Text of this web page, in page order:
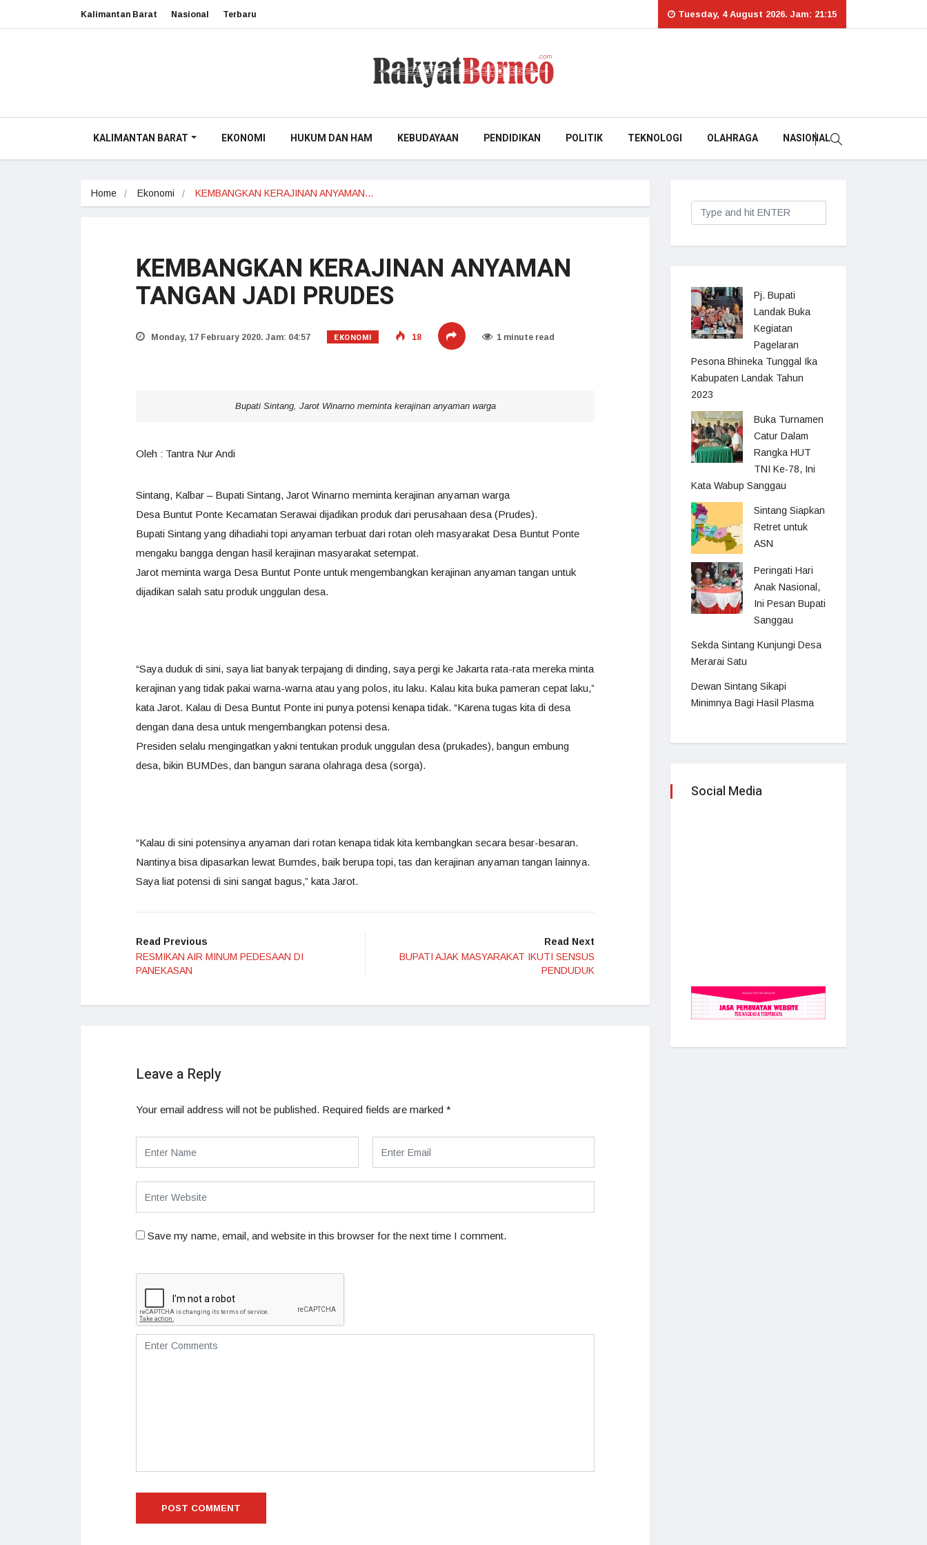
Kalimantan Barat Nasional Terbaru Tuesday, 4 August 2026. Jam: 21:15
KALIMANTAN BARAT EKONOMI HUKUM DAN HAM KEBUDAYAAN PENDIDIKAN POLITIK TEKNOLOGI OLAHRAGA NASIONAL
Home Ekonomi KEMBANGKAN KERAJINAN ANYAMAN…
KEMBANGKAN KERAJINAN ANYAMAN
TANGAN JADI PRUDES
Monday, 17 February 2020. Jam: 04:57 EKONOMI 18 1 minute read
Bupati Sintang, Jarot Winarno meminta kerajinan anyaman warga
Oleh : Tantra Nur Andi
Sintang, Kalbar – Bupati Sintang, Jarot Winarno meminta kerajinan anyaman warga
Desa Buntut Ponte Kecamatan Serawai dijadikan produk dari perusahaan desa (Prudes).
Bupati Sintang yang dihadiahi topi anyaman terbuat dari rotan oleh masyarakat Desa Buntut Ponte
mengaku bangga dengan hasil kerajinan masyarakat setempat.
Jarot meminta warga Desa Buntut Ponte untuk mengembangkan kerajinan anyaman tangan untuk
dijadikan salah satu produk unggulan desa.
“Saya duduk di sini, saya liat banyak terpajang di dinding, saya pergi ke Jakarta rata-rata mereka minta
kerajinan yang tidak pakai warna-warna atau yang polos, itu laku. Kalau kita buka pameran cepat laku,”
kata Jarot. Kalau di Desa Buntut Ponte ini punya potensi kenapa tidak. “Karena tugas kita di desa
dengan dana desa untuk mengembangkan potensi desa.
Presiden selalu mengingatkan yakni tentukan produk unggulan desa (prukades), bangun embung
desa, bikin BUMDes, dan bangun sarana olahraga desa (sorga).
“Kalau di sini potensinya anyaman dari rotan kenapa tidak kita kembangkan secara besar-besaran.
Nantinya bisa dipasarkan lewat Bumdes, baik berupa topi, tas dan kerajinan anyaman tangan lainnya.
Saya liat potensi di sini sangat bagus,” kata Jarot.
Read Previous
RESMIKAN AIR MINUM PEDESAAN DI
PANEKASAN
Read Next
BUPATI AJAK MASYARAKAT IKUTI SENSUS
PENDUDUK
Leave a Reply
Your email address will not be published. Required fields are marked *
Save my name, email, and website in this browser for the next time I comment.
Pj. Bupati
Landak Buka
Kegiatan
Pagelaran
Pesona Bhineka Tunggal Ika
Kabupaten Landak Tahun
2023
Buka Turnamen
Catur Dalam
Rangka HUT
TNI Ke-78, Ini
Kata Wabup Sanggau
Sintang Siapkan
Retret untuk
ASN
Peringati Hari
Anak Nasional,
Ini Pesan Bupati
Sanggau
Sekda Sintang Kunjungi Desa
Merarai Satu
Dewan Sintang Sikapi
Minimnya Bagi Hasil Plasma
Social Media